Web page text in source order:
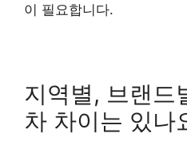
이 필요합니다.
지역별, 브랜드
차 차이는 있나